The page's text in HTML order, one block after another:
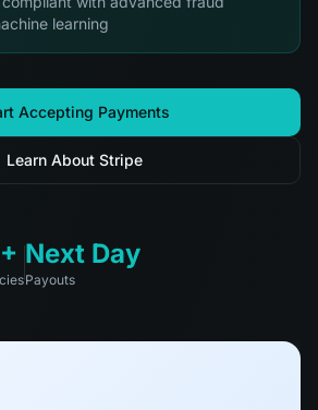
learning
Accepting Payments
Learn About Stripe
Next Day
Payouts